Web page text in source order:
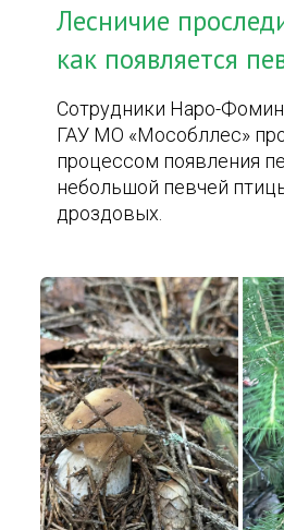
Лесничие
как появляется
Сотрудники Наро-
ГАУ МО «Мособллес»
процессом появления
небольшой певчей
дроздовых.